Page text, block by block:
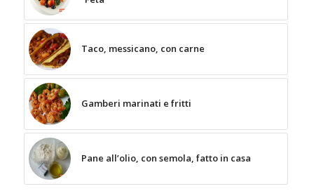
Taco, messicano, con carne
Gamberi marinati e fritti
Pane all’olio, con semola, fatto in casa